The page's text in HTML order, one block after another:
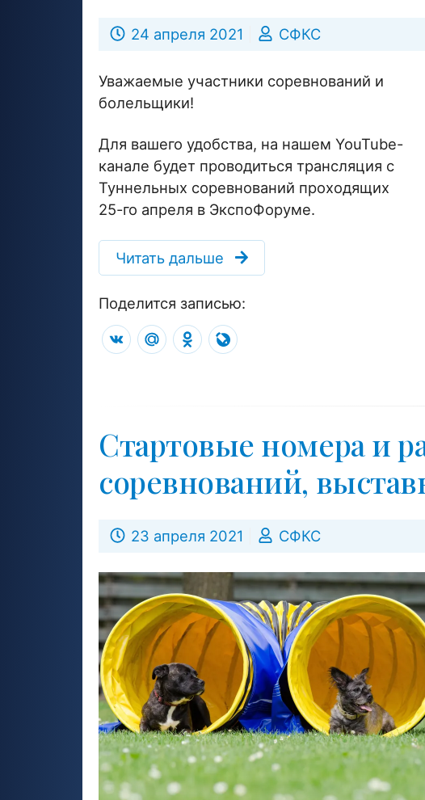
24 апреля 2021 СФКС
Уважаемые участники соревнований и
болельщики!
Для вашего удобства, на нашем YouTube-
канале будет проводиться трансляция с
Туннельных соревнований проходящих
25-го апреля в ЭкспоФоруме.
Читать дальше
Поделится записью:
VK Mail.RuOdnoklassniki
Стартовые номера и
соревнований,
23 апреля 2021 СФКС